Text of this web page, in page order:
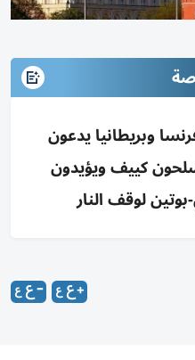
وبريطانيا يدعون
كييف ويؤيدون
لوقف النار